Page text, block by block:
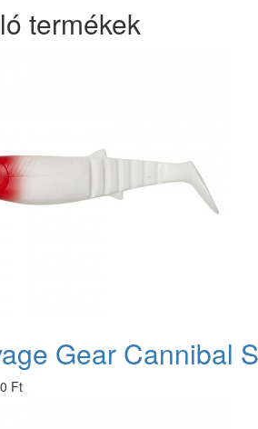
termékek
Gear Cannibal
Ft